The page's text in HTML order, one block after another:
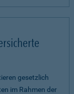
gesetzlich
im Rahmen der